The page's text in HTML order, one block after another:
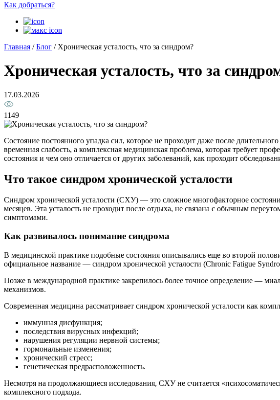
Как добраться?
Главная /Блог / Хроническая усталость, что за синдром?
Хроническая усталость, что за
17.03.2026
1149
Состояние постоянного упадка сил, которое не проходит даже после
временная слабость, а комплексная медицинская проблема, которая требует
состояния и чем оно отличается от других заболеваний, как проходит
Что такое синдром хронической усталости
Синдром хронической усталости (СХУ) — это сложное многофакторное
месяцев. Эта усталость не проходит после отдыха, не связана с обычным
симптомами.
Как развивалось понимание синдрома
В медицинской практике подобные состояния описывались еще во второй
официальное название — синдром хронической усталости (Chronic Fatigue
Позже в международной практике закрепилось более точное определение —
механизмов.
Современная медицина рассматривает синдром хронической усталости как
иммунная дисфункция;
последствия вирусных инфекций;
нарушения регуляции нервной системы;
гормональные изменения;
хронический стресс;
генетическая предрасположенность.
Несмотря на продолжающиеся исследования, СХУ не считается
комплексного подхода.